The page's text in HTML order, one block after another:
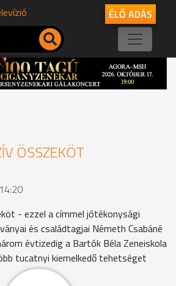
ÉLŐ ADÁS
ÖSSZEKÖT
- ezzel a címmel jótékonysági
és családtagjai Németh Csabáné
évtizedig a Bartók Béla Zeneiskola
tucatnyi kiemelkedő tehetséget